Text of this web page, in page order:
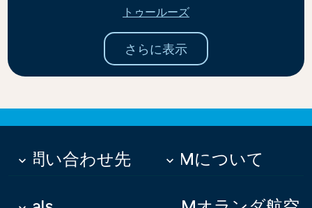
トゥールーズ
さらに表示
お問い合わせ先
keyboard_arrow_down KLMについて
keyboard_arrow_down